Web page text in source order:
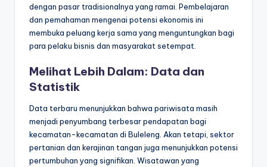
dengan pasar tradisionalnya yang ramai. Pembelajaran
dan pemahaman mengenai potensi ekonomis ini
membuka peluang kerja sama yang menguntungkan bagi
para pelaku bisnis dan masyarakat setempat.
Melihat Lebih Dalam: Data dan
Statistik
Data terbaru menunjukkan bahwa pariwisata masih
menjadi penyumbang terbesar pendapatan bagi
kecamatan-kecamatan di Buleleng. Akan tetapi, sektor
pertanian dan kerajinan tangan juga menunjukkan potensi
pertumbuhan yang signifikan. Wisatawan yang